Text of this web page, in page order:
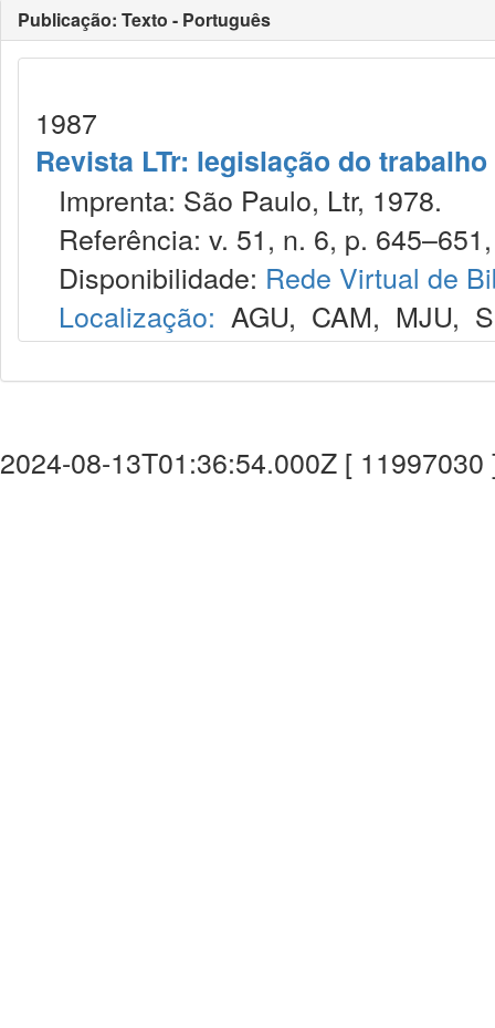
Publicação: Texto - Português
1987
Revista LTr: legislação do trabalho
Imprenta: São Paulo, Ltr, 1978.
Referência: v. 51, n. 6, p.
Disponibilidade: Rede Virtual de
Localização: AGU, CAM, MJU,
2024-08-13T01:36:54.000Z [ 11997030